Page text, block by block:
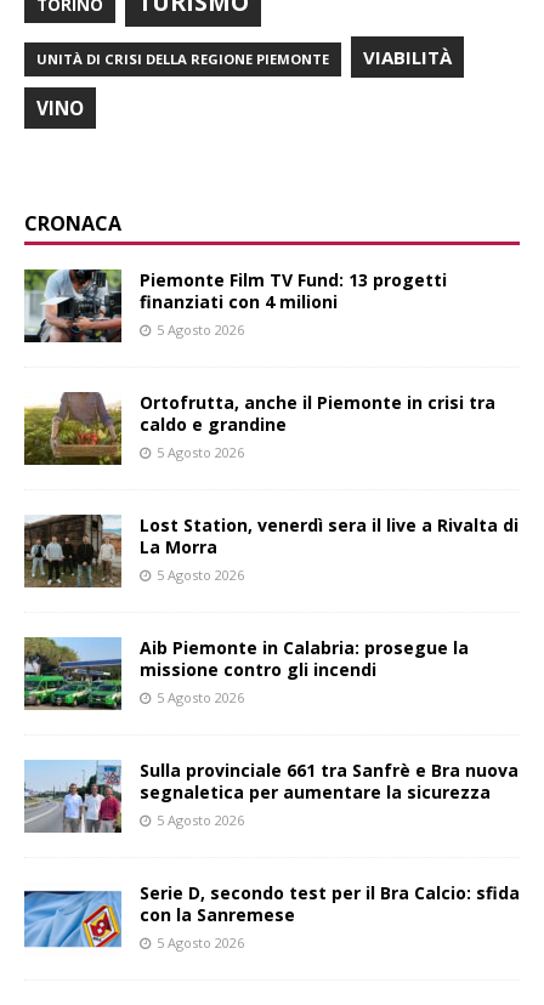
UNITÀ DI CRISI DELLA REGIONE PIEMONTE VIABILITÀ
VINO
CRONACA
Piemonte Film TV Fund: 13 progetti
finanziati con 4 milioni
5 Agosto 2026
Ortofrutta, anche il Piemonte in crisi tra
caldo e grandine
5 Agosto 2026
Lost Station, venerdì sera il live a Rivalta di
La Morra
5 Agosto 2026
Aib Piemonte in Calabria: prosegue la
missione contro gli incendi
5 Agosto 2026
Sulla provinciale 661 tra Sanfrè e Bra nuova
segnaletica per aumentare la sicurezza
5 Agosto 2026
Serie D, secondo test per il Bra Calcio: sfida
con la Sanremese
5 Agosto 2026